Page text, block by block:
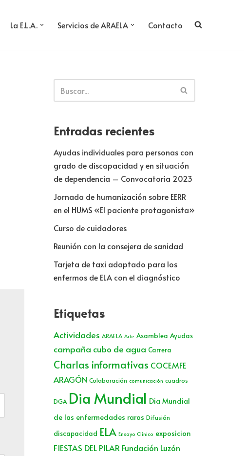
La E.L.A. Servicios de ARAELA Contacto
Entradas recientes
Ayudas individuales para personas con
grado de discapacidad y en situación
de dependencia – Convocatoria 2023
Jornada de humanización sobre EERR
en el HUMS «El paciente protagonista»
Curso de cuidadores
Reunión con la consejera de sanidad
Tarjeta de taxi adaptado para los
enfermos de ELA con el diagnóstico
Etiquetas
Actividades ARAELA Arte Asamblea Ayudas
campaña cubo de agua Carrera
Charlas informativas COCEMFE
ARAGÓN Colaboración comunicación cuadros
DGA Dia Mundial Dia Mundial
de las enfermedades raras Difusión
discapacidad ELA Ensayo Clínico exposicion
FIESTAS DEL PILAR Fundación Luzón